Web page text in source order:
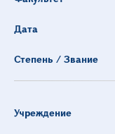
Дата
Степень / Звание
Учреждение